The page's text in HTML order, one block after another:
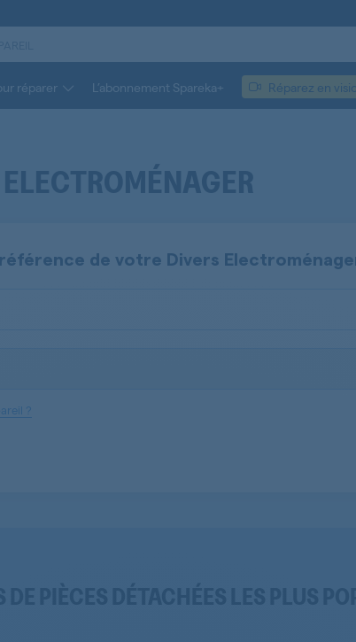
réparer L’abonnement Spareka+ Réparez en
référence de votre Divers
?